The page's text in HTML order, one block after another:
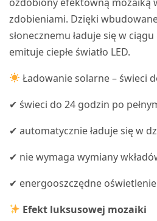
zdobieniami. Dzięki
słonecznemu ładuje się w
emituje ciepłe światło LED.
Ładowanie solarne – świeci
✔ świeci do 24 godzin po
✔ automatycznie ładuje się w
✔ nie wymaga wymiany
✔ energooszczędne oświetlenie
Efekt luksusowej mozaiki